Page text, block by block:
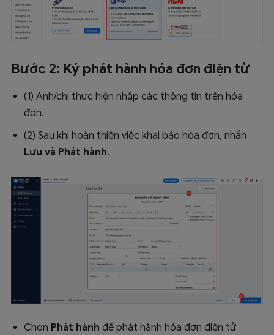
Bước 2: Ký phát hành hóa đơn điện tử
(1) Anh/chị thực hiện nhập các thông tin trên hóa
đơn.
(2) Sau khi hoàn thiện việc khai báo hóa đơn, nhấn
Lưu và Phát hành.
Chọn Phát hành để phát hành hóa đơn điện tử